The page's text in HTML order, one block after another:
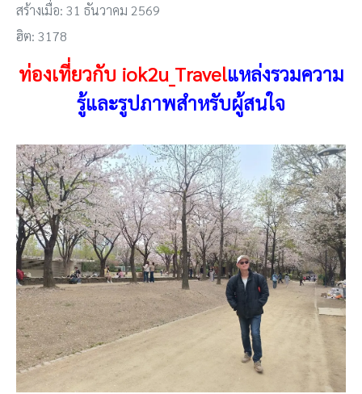
สร้างเมื่อ: 31 ธันวาคม 2569
ฮิต: 3178
ท่องเที่ยวกับ iok2u_Travelแหล่งรวมความ
รู้และรูปภาพสำหรับผู้สนใจ